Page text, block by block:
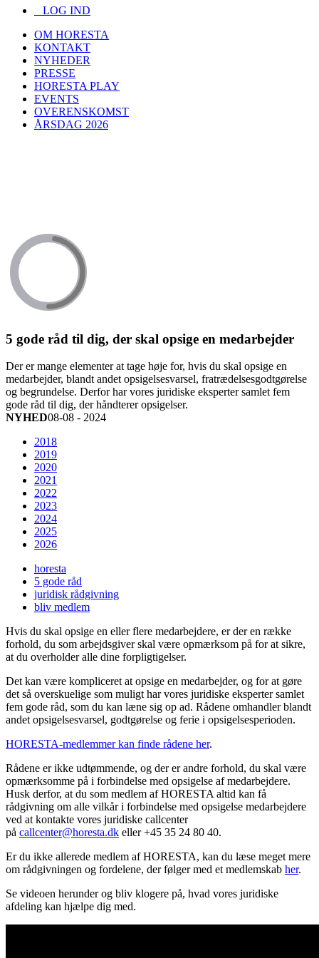
LOG IND
OM HORESTA
KONTAKT
NYHEDER
PRESSE
HORESTA PLAY
EVENTS
OVERENSKOMST
ÅRSDAG 2026
5 gode råd til dig, der skal opsige en medarbejder
Der er mange elementer at tage høje for, hvis du skal opsige en
medarbejder, blandt andet opsigelsesvarsel, fratrædelsesgodtgørelse
og begrundelse. Derfor har vores juridiske eksperter samlet fem
gode råd til dig, der håndterer opsigelser.
NYHED08-08 - 2024
2018
2019
2020
2021
2022
2023
2024
2025
2026
horesta
5 gode råd
juridisk rådgivning
bliv medlem
Hvis du skal opsige en eller flere medarbejdere, er der en række
forhold, du som arbejdsgiver skal være opmærksom på for at sikre,
at du overholder alle dine forpligtigelser.
Det kan være kompliceret at opsige en medarbejder, og for at gøre
det så overskuelige som muligt har vores juridiske eksperter samlet
fem gode råd, som du kan læne sig op ad. Rådene omhandler blandt
andet opsigelsesvarsel, godtgørelse og ferie i opsigelsesperioden.
HORESTA-medlemmer kan finde rådene her.
Rådene er ikke udtømmende, og der er andre forhold, du skal være
opmærksomme på i forbindelse med opsigelse af medarbejdere.
Husk derfor, at du som medlem af HORESTA altid kan få
rådgivning om alle vilkår i forbindelse med opsigelse medarbejdere
ved at kontakte vores juridiske callcenter
på callcenter@horesta.dk eller +45 35 24 80 40.
Er du ikke allerede medlem af HORESTA, kan du læse meget mere
om rådgivningen og fordelene, der følger med et medlemskab her.
Se videoen herunder og bliv klogere på, hvad vores juridiske
afdeling kan hjælpe dig med.